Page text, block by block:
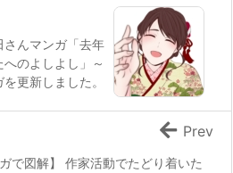
さんマンガ「去年
のよしよし」～
更新しました。
ガで図解】 作家活動でたどり着いた
Prev